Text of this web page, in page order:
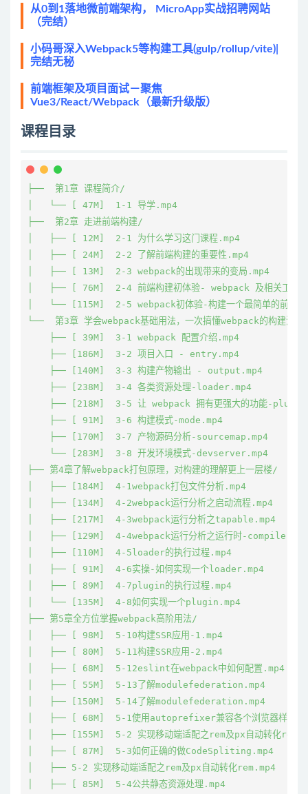
从0到1落地微前端架构， MicroApp实战招聘网站
（完结）
小码哥深入Webpack5等构建工具(gulp/rollup/vite)|
完结无秘
前端框架及项目面试－聚焦
Vue3/React/Webpack（最新升级版）
课程目录
├──  第1章 课程简介/
│   └── [ 47M]  1-1 导学.mp4
├──  第2章 走进前端构建/
│   ├── [ 12M]  2-1 为什么学习这门课程.mp4
│   ├── [ 24M]  2-2 了解前端构建的重要性.mp4
│   ├── [ 13M]  2-3 webpack的出现带来的变局.mp4
│   ├── [ 76M]  2-4 前端构建初体验- webpack 及相关工具
│   └── [115M]  2-5 webpack初体验-构建一个最简单的前端项
└──  第3章 学会webpack基础用法，一次搞懂webpack的构建流
    ├── [ 39M]  3-1 webpack 配置介绍.mp4
    ├── [186M]  3-2 项目入口 - entry.mp4
    ├── [140M]  3-3 构建产物输出 - output.mp4
    ├── [238M]  3-4 各类资源处理-loader.mp4
├── [218M]  3-5 让 webpack 拥有更强大的功能-
    ├── [ 91M]  3-6 构建模式-mode.mp4
    ├── [170M]  3-7 产物源码分析-sourcemap.mp4
    └── [283M]  3-8 开发环境模式-devserver.mp4
├── 第4章了解webpack打包原理，对构建的理解更上一层楼/
│   ├── [184M]  4-1webpack打包文件分析.mp4
│   ├── [134M]  4-2webpack运行分析之启动流程.mp4
│   ├── [217M]  4-3webpack运行分析之tapable.mp4
│   ├── [129M]  4-4webpack运行分析之运行时-
│   ├── [110M]  4-5loader的执行过程.mp4
│   ├── [ 91M]  4-6实操-如何实现一个loader.mp4
│   ├── [ 89M]  4-7plugin的执行过程.mp4
│   └── [135M]  4-8如何实现一个plugin.mp4
├── 第5章全方位掌握webpack高阶用法/
│   ├── [ 98M]  5-10构建SSR应用-1.mp4
│   ├── [ 80M]  5-11构建SSR应用-2.mp4
│   ├── [ 68M]  5-12eslint在webpack中如何配置.mp4
│   ├── [ 55M]  5-13了解modulefederation.mp4
│   ├── [150M]  5-14了解modulefederation.mp4
│   ├── [ 68M]  5-1使用autoprefixer兼容各个浏览器样式属
│   ├── [155M]  5-2 实现移动端适配之rem及px自动转化
│   ├── [ 87M]  5-3如何正确的做CodeSpliting.mp4
│   ├── 5-2 实现移动端适配之rem及px自动转化rem.mp4
│   ├── [ 85M]  5-4公共静态资源处理.mp4